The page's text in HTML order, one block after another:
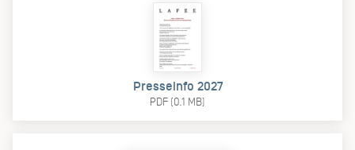
Presseinfo 2027
PDF (0.1 MB)